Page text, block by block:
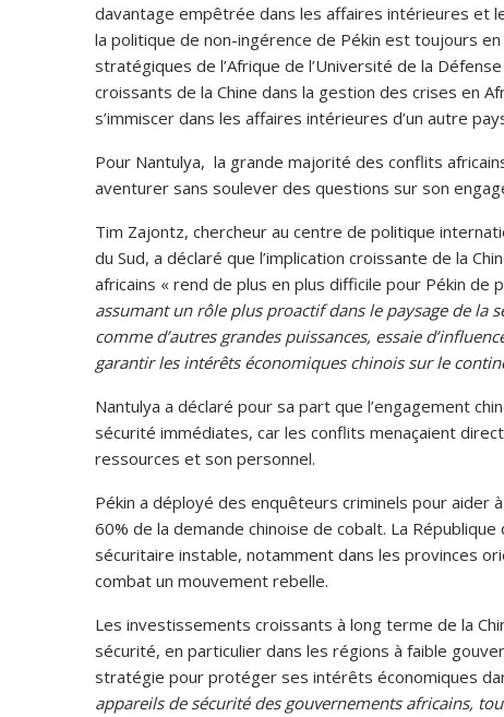
davantage empêtrée dans les affaires intérieures et
la politique de non-ingérence de Pékin est toujours
stratégiques de l’Afrique de l’Université de la
croissants de la Chine dans la gestion des crises en
s’immiscer dans les affaires intérieures d’un autre
Pour Nantulya, la grande majorité des conflits
aventurer sans soulever des questions sur son
Tim Zajontz, chercheur au centre de politique
du Sud, a déclaré que l’implication croissante de la
africains « rend de plus en plus difficile pour Pékin
assumant un rôle plus proactif dans le paysage de la
comme d’autres grandes puissances, essaie
garantir les intérêts économiques chinois sur le
Nantulya a déclaré pour sa part que l’engagement
sécurité immédiates, car les conflits menaçaient
ressources et son personnel.
Pékin a déployé des enquêteurs criminels pour aider
60% de la demande chinoise de cobalt. La
sécuritaire instable, notamment dans les provinces
combat un mouvement rebelle.
Les investissements croissants à long terme de la
sécurité, en particulier dans les régions à faible
stratégie pour protéger ses intérêts économiques
appareils de sécurité des gouvernements africains,